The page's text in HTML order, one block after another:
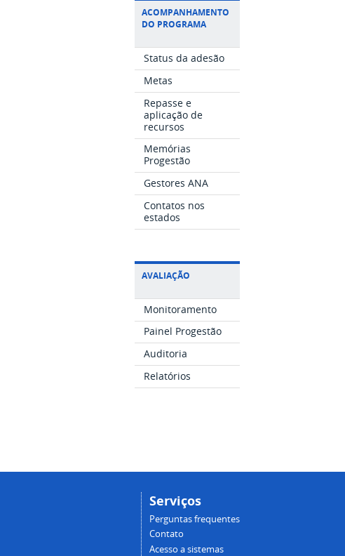
ACOMPANHAMENTO
DO PROGRAMA
Status da adesão
Metas
Repasse e
aplicação de
recursos
Memórias
Progestão
Gestores ANA
Contatos nos
estados
AVALIAÇÃO
Monitoramento
Painel Progestão
Auditoria
Relatórios
Serviços
Perguntas frequentes
Contato
Acesso a sistemas